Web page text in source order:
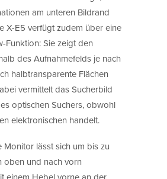
am unteren Bildrand
X-E5 verfügt zudem über eine
Funktion: Sie zeigt den
des Aufnahmefelds je nach
halbtransparente Flächen
vermittelt das Sucherbild
optischen Suchers, obwohl
elektronischen handelt.
lässt sich um bis zu
oben und nach vorn
einem Hebel vorne an der